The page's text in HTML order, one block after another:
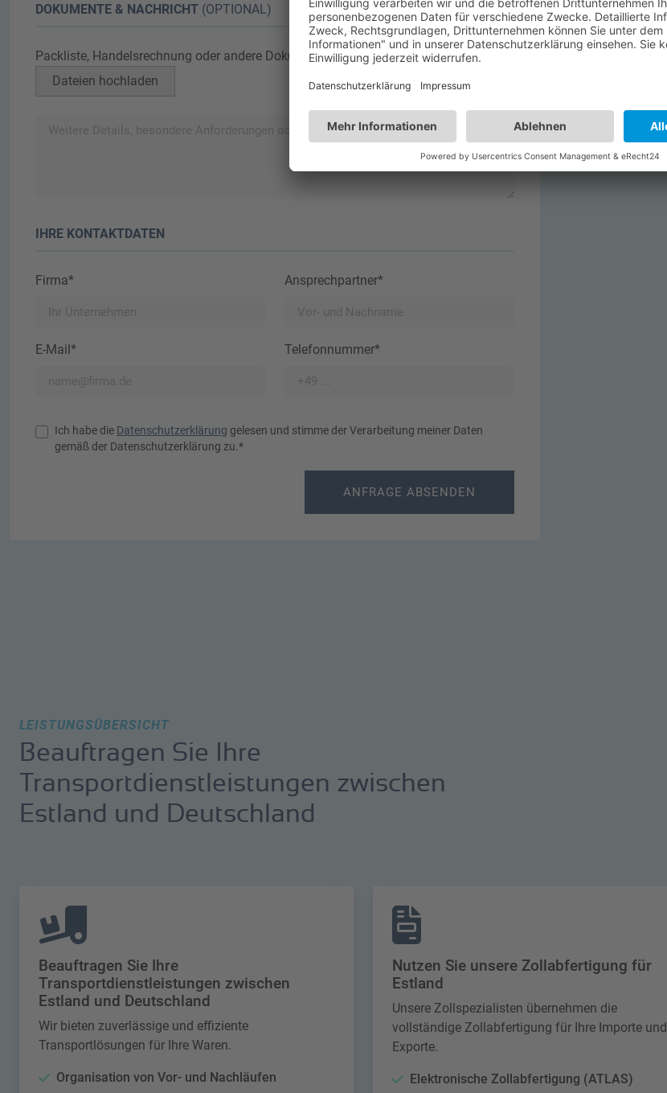
DOKUMENTE & NACHRICHT (OPTIONAL)
Packliste, Handelsrechnung oder andere Dokumente
Dateien hochladen
IHRE KONTAKTDATEN
Firma* Ansprechpartner*
E-Mail* Telefonnummer*
Ich habe die Datenschutzerklärung gelesen und stimme der Verarbeitung meiner Daten
gemäß der Datenschutzerklärung zu.*
ANFRAGE ABSENDEN
LEISTUNGSÜBERSICHT
Beauftragen Sie Ihre
Transportdienstleistungen zwischen
Estland und Deutschland
Beauftragen Sie Ihre
Transportdienstleistungen zwischen
Estland und Deutschland
Wir bieten zuverlässige und effiziente
Transportlösungen für Ihre Waren.
Organisation von Vor- und Nachläufen
Nutzen Sie unsere Zollabfertigung für
Estland
Unsere Zollspezialisten übernehmen die
vollständige Zollabfertigung für Ihre Importe und
Exporte.
Elektronische Zollabfertigung (ATLAS)